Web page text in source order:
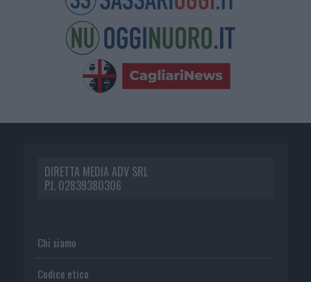
DIRETTA MEDIA ADV SRL
P.I. 02839380306
Chi siamo
Codice etico